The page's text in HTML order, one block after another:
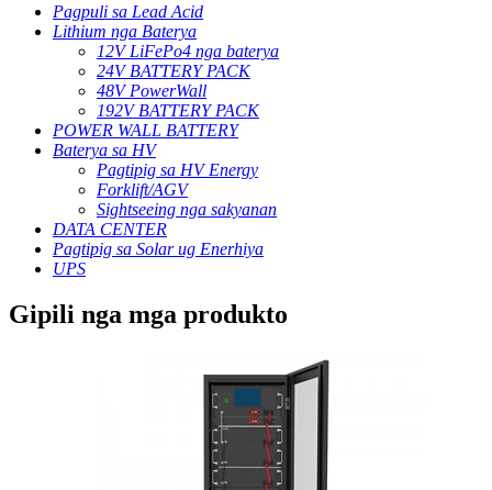
Pagpuli sa Lead Acid
Lithium nga Baterya
12V LiFePo4 nga baterya
24V BATTERY PACK
48V PowerWall
192V BATTERY PACK
POWER WALL BATTERY
Baterya sa HV
Pagtipig sa HV Energy
Forklift/AGV
Sightseeing nga sakyanan
DATA CENTER
Pagtipig sa Solar ug Enerhiya
UPS
Gipili nga mga produkto